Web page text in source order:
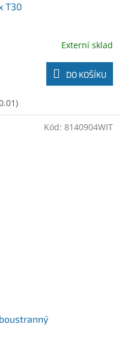
T30
Externí sklad
DO KOŠÍKU
Kód: 8140904WIT